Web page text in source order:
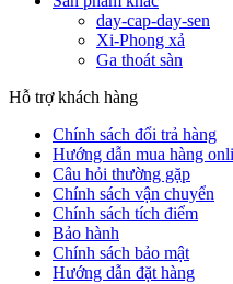
day-cap-day-sen
Xi-Phong xả
Ga thoát sàn
Hỗ trợ khách hàng
Chính sách đổi trả hàng
Hướng dẫn mua hàng
Câu hỏi thường gặp
Chính sách vận chuyển
Chính sách tích điểm
Bảo hành
Chính sách bảo mật
Hướng dẫn đặt hàng